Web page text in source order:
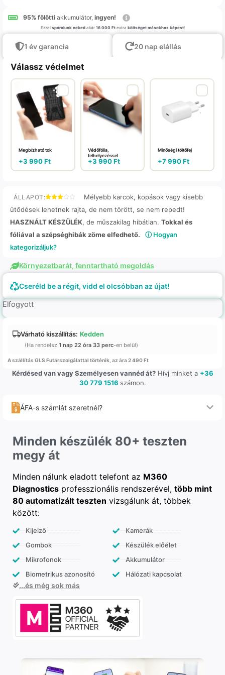
95% fölötti akkumulátor, ingyen!
Ezzel spórolunk nekedakár 16 000 Ftextra költséget másokhoz képest!
1 év garancia 20 nap elállás
Válassz védelmet
Megbízható tok
+3 990Ft
Védőfólia,
felhelyezéssel
+3 990Ft
Minőségi töltőfej
+7 990Ft
ÁLLAPOT:
Mélyebb karcok, kopások vagy kisebb
ütődések lehetnek rajta, de nem törött, se nem repedt!
HASZNÁLT KÉSZÜLÉK, de műszakilag hibátlan. Tokkal és
fóliával a szépséghibák zöme elfedhető.
ⓘ Hogyan
kategorizáljuk?
Környezetbarát, fenntartható megoldás
Cseréld be a régit, vidd el olcsóbban az újat!
Elfogyott
Várható kiszállítás: Kedden
(Ha rendelsz 1 nap 22 óra 33 perc-en belül)
A szállítás GLS Futárszolgálattal történik, az ára 2 490 Ft
Kérdésed van vagy Személyesen vannéd át?Hívj minket a +36
30 779 1516 számon.
ÁFA-s számlát szeretnél?
Minden készülék 80+ teszten
megy át
Minden nálunk eladott telefont az M360
Diagnostics professzionális rendszerével, több mint
80 automatizált teszten vizsgálunk át, többek
között:
Kijelző
Gombok
Mikrofonok
Biometrikus azonosító
Kamerák
Készülék előélet
Akkumulátor
Hálózati kapcsolat
...és még sok más